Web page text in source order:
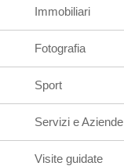
Immobiliari
Fotografia
Sport
Servizi e Aziende
Visite guidate